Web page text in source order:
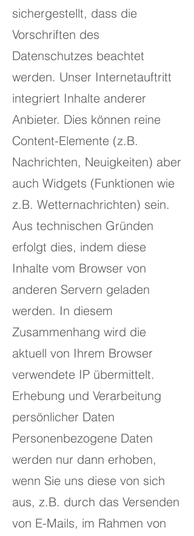
sichergestellt, dass die
Vorschriften des
Datenschutzes beachtet
werden. Unser Internetauftritt
integriert Inhalte anderer
Anbieter. Dies können reine
Content-Elemente (z.B.
Nachrichten, Neuigkeiten) aber
auch Widgets (Funktionen wie
z.B. Wetternachrichten) sein.
Aus technischen Gründen
erfolgt dies, indem diese
Inhalte vom Browser von
anderen Servern geladen
werden. In diesem
Zusammenhang wird die
aktuell von Ihrem Browser
verwendete IP übermittelt.
Erhebung und Verarbeitung
persönlicher Daten
Personenbezogene Daten
werden nur dann erhoben,
wenn Sie uns diese von sich
aus, z.B. durch das Versenden
von E-Mails, im Rahmen von